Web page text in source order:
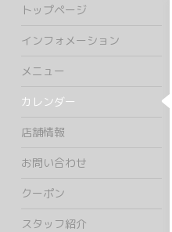
トップページ
インフォメーション
メニュー
カレンダー
店舗情報
お問い合わせ
クーポン
スタッフ紹介